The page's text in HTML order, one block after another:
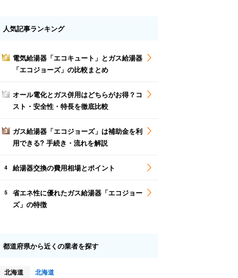
人気記事ランキング
1
電気給湯器「エコキュート」とガス給湯器
「エコジョーズ」の比較まとめ
2
オール電化とガス併用はどちらがお得？コ
スト・安全性・特長を徹底比較
3
ガス給湯器「エコジョーズ」は補助金を利
用できる? 手続き・流れを解説
4 給湯器交換の費用相場とポイント
5
省エネ性に優れたガス給湯器「エコジョー
ズ」の特徴
都道府県から近くの業者を探す
北海道
北海道